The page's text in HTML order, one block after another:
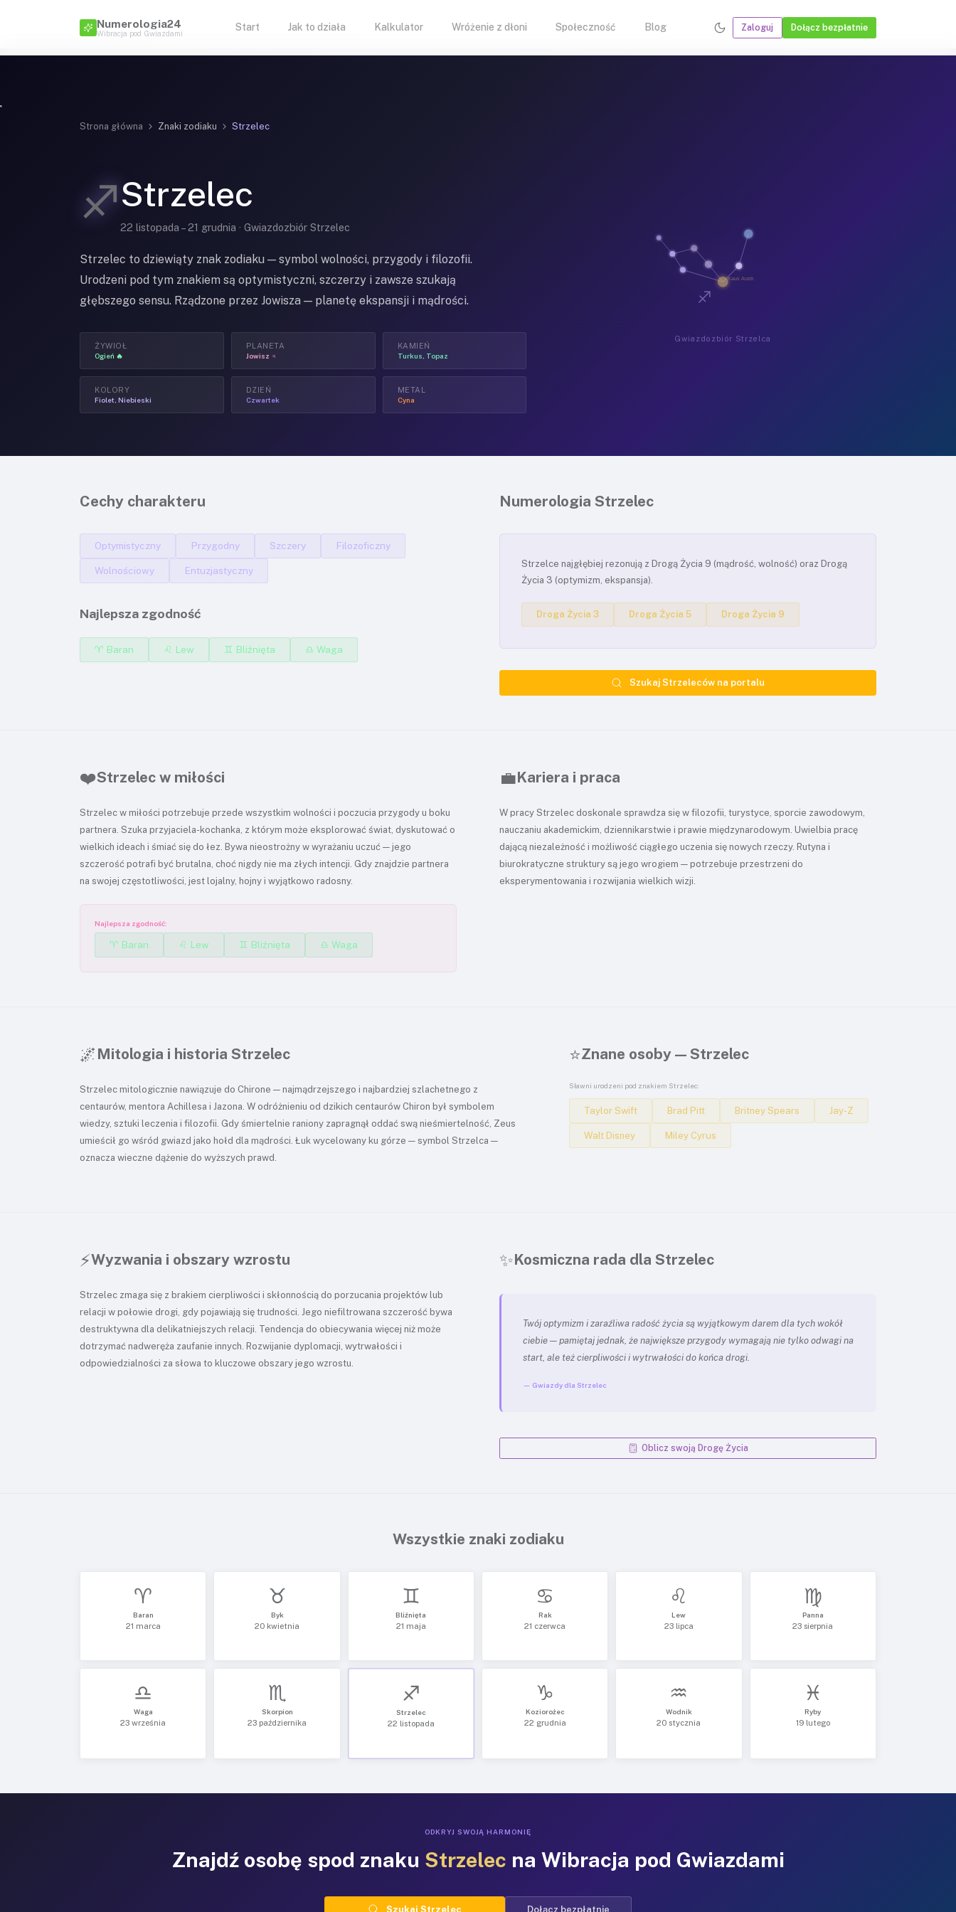
Numerologia24
Wibracja pod Gwiazdami
Start Jak to działa Kalkulator Wróżenie z dłoni Społeczność Blog Zaloguj Dołącz bezpłatnie
Strona główna Znaki zodiaku Strzelec
♐Strzelec
22 listopada – 21 grudnia · Gwiazdozbiór Strzelec
Strzelec to dziewiąty znak zodiaku — symbol wolności, przygody i filozofii.
Urodzeni pod tym znakiem są optymistyczni, szczerzy i zawsze szukają
głębszego sensu. Rządzone przez Jowisza — planetę ekspansji i mądrości.
ŻYWIOŁ
Ogień 🔥
PLANETA
Jowisz ♃
KAMIEŃ
Turkus, Topaz
KOLORY
Fiolet, Niebieski
DZIEŃ
Czwartek
METAL
Cyna
Kaus Austr.
♐
Gwiazdozbiór Strzelca
Cechy charakteru
Optymistyczny Przygodny Szczery Filozoficzny
Wolnościowy Entuzjastyczny
Najlepsza zgodność
♈ Baran ♌ Lew ♊ Bliźnięta ♎ Waga
Numerologia Strzelec
Strzelce najgłębiej rezonują z Drogą Życia 9 (mądrość, wolność) oraz Drogą
Życia 3 (optymizm, ekspansja).
Droga Życia 3 Droga Życia 5 Droga Życia 9
Szukaj Strzeleców na portalu
❤️Strzelec w miłości
Strzelec w miłości potrzebuje przede wszystkim wolności i poczucia przygody u boku
partnera. Szuka przyjaciela-kochanka, z którym może eksplorować świat, dyskutować o
wielkich ideach i śmiać się do łez. Bywa nieostrożny w wyrażaniu uczuć — jego
szczerość potrafi być brutalna, choć nigdy nie ma złych intencji. Gdy znajdzie partnera
na swojej częstotliwości, jest lojalny, hojny i wyjątkowo radosny.
Najlepsza zgodność:
♈ Baran ♌ Lew ♊ Bliźnięta ♎ Waga
💼Kariera i praca
W pracy Strzelec doskonale sprawdza się w filozofii, turystyce, sporcie zawodowym,
nauczaniu akademickim, dziennikarstwie i prawie międzynarodowym. Uwielbia pracę
dającą niezależność i możliwość ciągłego uczenia się nowych rzeczy. Rutyna i
biurokratyczne struktury są jego wrogiem — potrzebuje przestrzeni do
eksperymentowania i rozwijania wielkich wizji.
🌌 Mitologia i historia Strzelec
Strzelec mitologicznie nawiązuje do Chirone — najmądrzejszego i najbardziej szlachetnego z
centaurów, mentora Achillesa i Jazona. W odróżnieniu od dzikich centaurów Chiron był symbolem
wiedzy, sztuki leczenia i filozofii. Gdy śmiertelnie raniony zapragnął oddać swą nieśmiertelność, Zeus
umieścił go wśród gwiazd jako hołd dla mądrości. Łuk wycelowany ku górze — symbol Strzelca —
oznacza wieczne dążenie do wyższych prawd.
⭐Znane osoby — Strzelec
Sławni urodzeni pod znakiem Strzelec:
Taylor Swift Brad Pitt Britney Spears Jay-Z
Walt Disney Miley Cyrus
⚡Wyzwania i obszary wzrostu
Strzelec zmaga się z brakiem cierpliwości i skłonnością do porzucania projektów lub
relacji w połowie drogi, gdy pojawiają się trudności. Jego niefiltrowana szczerość bywa
destruktywna dla delikatniejszych relacji. Tendencja do obiecywania więcej niż może
dotrzymać nadweręża zaufanie innych. Rozwijanie dyplomacji, wytrwałości i
odpowiedzialności za słowa to kluczowe obszary jego wzrostu.
✨Kosmiczna rada dla Strzelec
Twój optymizm i zaraźliwa radość życia są wyjątkowym darem dla tych wokół
ciebie — pamiętaj jednak, że największe przygody wymagają nie tylko odwagi na
start, ale też cierpliwości i wytrwałości do końca drogi.
— Gwiazdy dla Strzelec
Oblicz swoją Drogę Życia
Wszystkie znaki zodiaku
♈
Baran
21 marca
♉
Byk
20 kwietnia
♊
Bliźnięta
21 maja
♋
Rak
21 czerwca
♌
Lew
23 lipca
♍
Panna
23 sierpnia
♎
Waga
23 września
♏
Skorpion
23 października
♐
Strzelec
22 listopada
♑
Koziorożec
22 grudnia
♒
Wodnik
20 stycznia
♓
Ryby
19 lutego
ODKRYJ SWOJĄ HARMONIĘ
Znajdź osobę spod znaku Strzelec na Wibracja pod Gwiazdami
Szukaj Strzelec Dołącz bezpłatnie